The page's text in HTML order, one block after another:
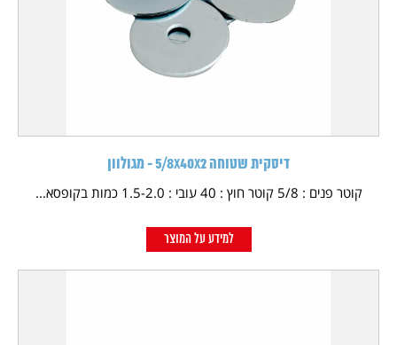
דיסקית שטוחה 5/8X40X2 - מגולוון
קוטר פנים : 5/8 קוטר חוץ : 40 עובי : 1.5-2.0 כמות בקופסא...
למידע על המוצר